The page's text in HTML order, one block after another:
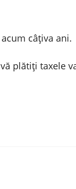
câțiva ani.
plătiți taxele